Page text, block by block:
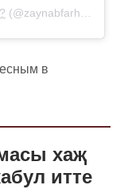
(@zaynabfarhetdinova)
в
хаҗ
итте